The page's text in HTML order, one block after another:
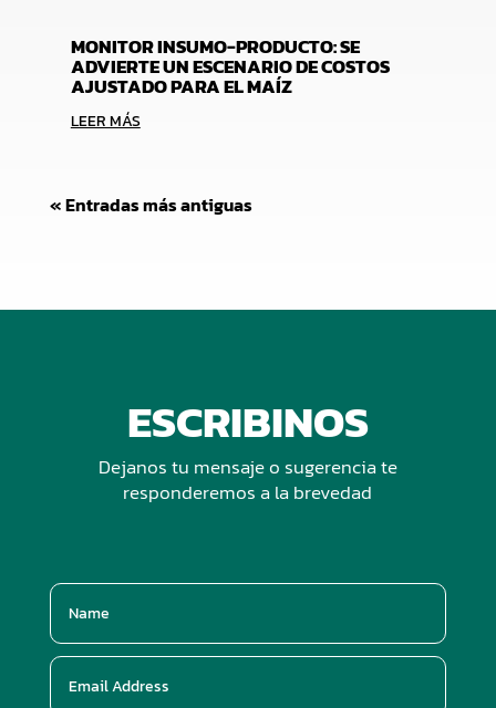
MONITOR INSUMO-PRODUCTO: SE
ADVIERTE UN ESCENARIO DE COSTOS
AJUSTADO PARA EL MAÍZ
LEER MÁS
« Entradas más antiguas
ESCRIBINOS
Dejanos tu mensaje o sugerencia te
responderemos a la brevedad